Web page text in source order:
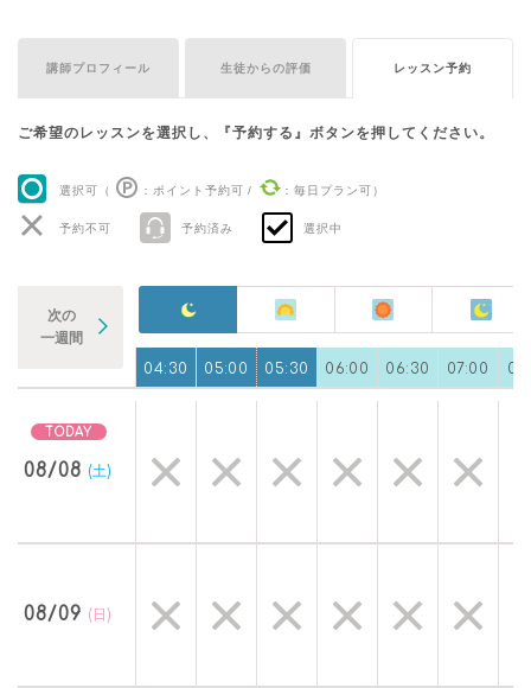
講師プロフィール 生徒からの評価 レッスン予約
ご希望のレッスンを選択し、『予約する』ボタンを押してください。
選択可（ ：ポイント予約可 / ：毎日プラン可）
予約不可 予約済み 選択中
次の
一週間
04:30 05:00 05:30 06:00 06:30 07:00
08/08 (土)
08/09 (日)